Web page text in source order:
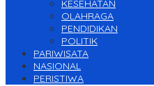
KESEHATAN
OLAHRAGA
PENDIDIKAN
POLITIK
PARIWISATA
NASIONAL
PERISTIWA